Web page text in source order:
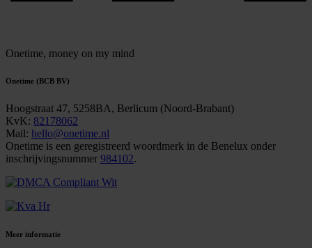
Onetime, money on my mind
Onetime (BCB BV)
Hoogstraat 47, 5258BA, Berlicum (Noord-Brabant)
KvK: 82178062
Mail: hello@onetime.nl
Onetime is een geregistreerd woordmerk in de Benelux onder
inschrijvingsnummer 984102.
Meer informatie